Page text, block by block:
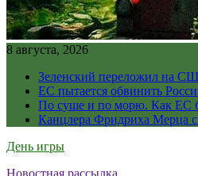
8 августа, 2026
Зеленский переложил на
ЕС пытается обвинить
По суше и по морю. Как ЕС
Канцлера Фридриха Мерца
День игры
Новостная рассылка